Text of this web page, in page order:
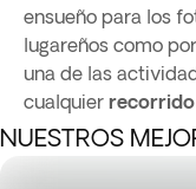
ensueño para los
lugareños como
una de las
cualquier
NUESTROS